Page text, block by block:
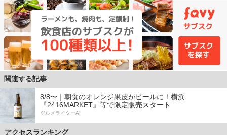
関連する記事
8/8〜｜朝食のオレンジ果皮がビールに！横浜
『2416MARKET』等で限定販売スタート
グルメライターAI
アクセスランキング